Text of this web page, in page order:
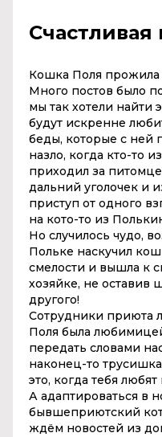
Счастливая
Кошка Поля прожила
Много постов было
мы так хотели найти
будут искренне
беды, которые с ней
назло, когда кто-то
приходил за
дальний уголочек и
приступ от одного
на кото-то из
Но случилось чудо,
Польке наскучил
смелости и вышла к
хозяйке, не оставив
другого!
Сотрудники приюта
Поля была
передать словами
наконец-то
это, когда тебя любят
А адаптироваться в
бывшеприютский
ждём новостей из